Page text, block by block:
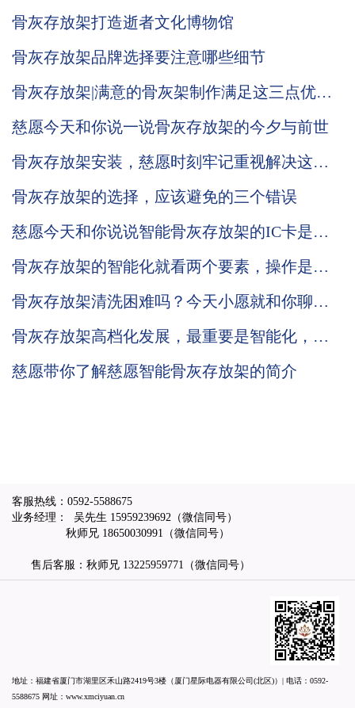
骨灰存放架打造逝者文化博物馆
骨灰存放架品牌选择要注意哪些细节
骨灰存放架|满意的骨灰架制作满足这三点优势
慈愿今天和你说一说骨灰存放架的今夕与前世
骨灰存放架安装，慈愿时刻牢记重视解决这两
骨灰存放架的选择，应该避免的三个错误
慈愿今天和你说说智能骨灰存放架的IC卡是怎
骨灰存放架的智能化就看两个要素，操作是否
骨灰存放架清洗困难吗？今天小愿就和你聊聊
骨灰存放架高档化发展，最重要是智能化，提
慈愿带你了解慈愿智能骨灰存放架的简介
客服热线： 0592-5588675
业务经理： 吴先生 15959239692 （微信同号）
秋师兄 18650030991 （微信同号）
售后客服：秋师兄 13225959771 （微信同号）
地址：福建省厦门市湖里区禾山路2419号3楼（厦门星际电器有限公司(北区)）| 电话： 0592-
5588675 网址： www.xmciyuan.cn